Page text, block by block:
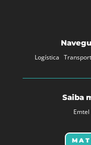
Logística
Saiba
Emtel